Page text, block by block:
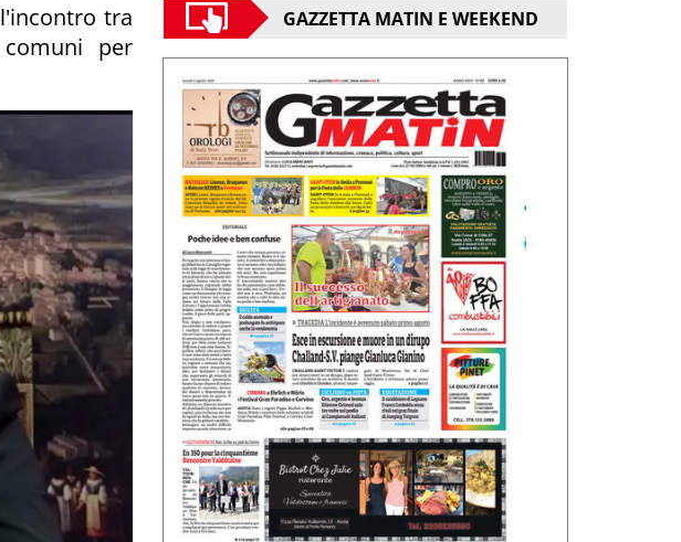
tra
per
GAZZETTA MATIN E WEEKEND